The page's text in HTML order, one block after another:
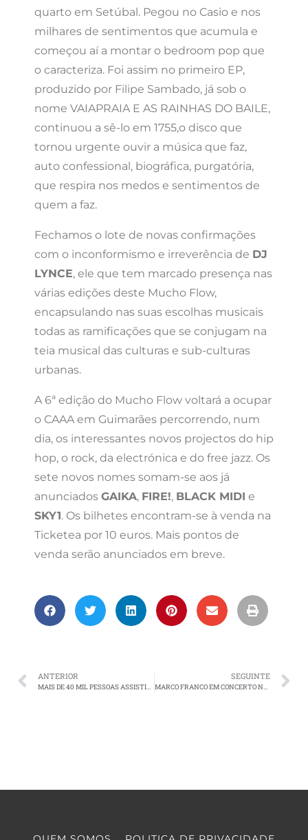
quarto em Setúbal. Pegou no Casio e nos
milhares de sentimentos que acumula e
começou aí a montar o bedroom pop que
o caracteriza. Foi assim no primeiro EP,
produzido por Filipe Sambado, já sob o
nome VAIAPRAIA E AS RAINHAS DO BAILE,
continuou a sê-lo em 1755,o disco que
tornou urgente ouvir a música que faz,
auto confessional, biográfica, purgatória,
que respira nos medos e sentimentos de
quem a faz.
Fechamos o lote de novas confirmações
com o inconformismo e irreverência de DJ
LYNCE, ele que tem marcado presença nas
várias edições deste Mucho Flow,
encapsulando nas suas escolhas musicais
todas as ramificações que se conjugam na
teia musical das culturas e sub-culturas
urbanas.
A 6ª edição do Mucho Flow voltará a ocupar
o CAAA em Guimarães percorrendo, num
dia, os interessantes novos projectos do hip
hop, o rock, da electrónica e do free jazz. Os
sete novos nomes somam-se aos já
anunciados GAIKA, FIRE!, BLACK MIDI e
SKY1. Os bilhetes encontram-se à venda na
Ticketea por 10 euros. Mais pontos de
venda serão anunciados em breve.
ANTERIOR
MAIS DE 40 MIL PESSOAS ASSISTIRAM AO GRANDE PRÉMIO RED BULL LISBOA
SEGUINTE
MARCO FRANCO EM CONCERTO NO JARDIM DO GOETHE-INSTITUT